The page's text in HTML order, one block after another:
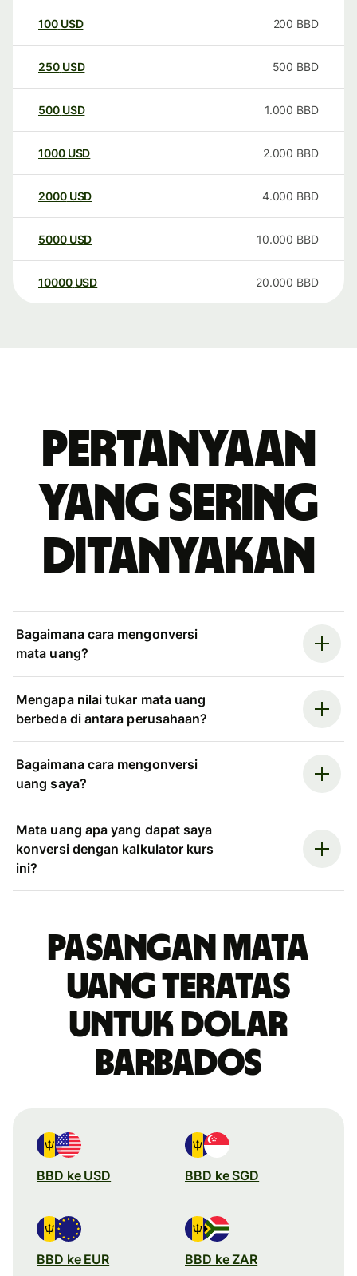
100 USD 200 BBD
250 USD 500 BBD
500 USD 1.000 BBD
1000 USD 2.000 BBD
2000 USD 4.000 BBD
5000 USD 10.000 BBD
10000 USD 20.000 BBD
Pertanyaan
yang sering
ditanyakan
Bagaimana cara mengonversi
mata uang?
Mengapa nilai tukar mata uang
berbeda di antara perusahaan?
Bagaimana cara mengonversi
uang saya?
Mata uang apa yang dapat saya
konversi dengan kalkulator kurs
ini?
Pasangan mata
uang teratas
untuk dolar
Barbados
BBD ke USD BBD ke SGD
BBD ke EUR BBD ke ZAR